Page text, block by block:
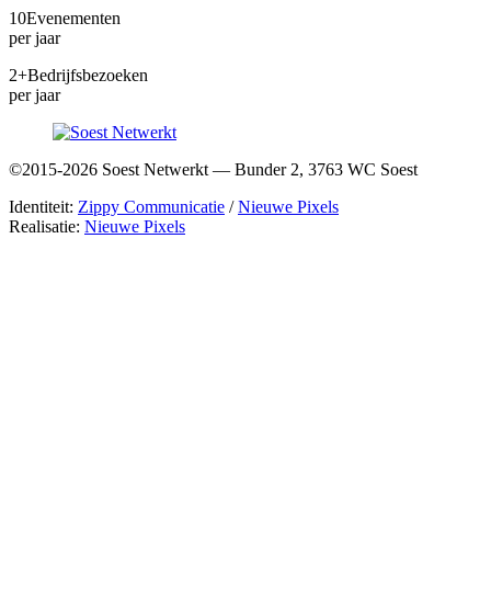
10Evenementen
per jaar
2+Bedrijfsbezoeken
per jaar
©2015-2026 Soest Netwerkt — Bunder 2, 3763 WC Soest
Identiteit: Zippy Communicatie /Nieuwe Pixels
Realisatie: Nieuwe Pixels